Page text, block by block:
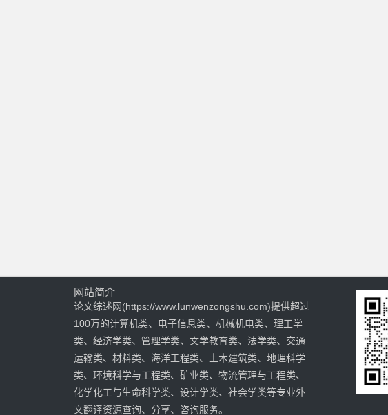
网站简介
论文综述网(https://www.lunwenzongshu.com)提供超过
100万的计算机类、电子信息类、机械机电类、理工学
类、经济学类、管理学类、文学教育类、法学类、交通
运输类、材料类、海洋工程类、土木建筑类、地理科学
类、环境科学与工程类、矿业类、物流管理与工程类、
化学化工与生命科学类、设计学类、社会学类等专业外
文翻译资源查询、分享、咨询服务。